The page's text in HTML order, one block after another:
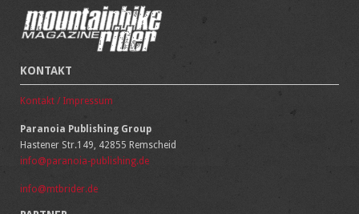
KONTAKT
Kontakt / Impressum
Paranoia Publishing Group
Hastener Str.149, 42855 Remscheid
info@paranoia-publishing.de
info@mtbrider.de